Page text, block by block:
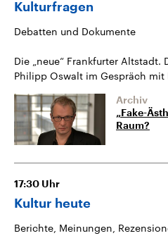
Kulturfragen
Debatten und Dokumente
Die „neue“ Frankfurter
Philipp Oswalt im Gespräch mit
Archiv
„Fake-
Raum?
17:30 Uhr
Kultur heute
Berichte, Meinungen,